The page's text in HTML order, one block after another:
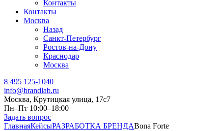
Контакты
Контакты
Москва
Назад
Санкт-Петербург
Ростов-на-Дону
Краснодар
Москва
8 495 125-1040
info@brandlab.ru
Москва, Крутицкая улица, 17с7
Пн–Пт 10:00–18:00
Задать вопрос
ГлавнаяКейсыРАЗРАБОТКА БРЕНДАBona Forte